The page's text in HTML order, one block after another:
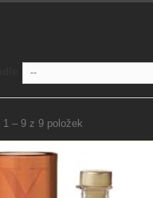
--
1 – 9 z 9 položek